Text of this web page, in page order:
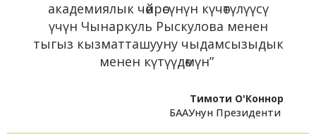
академиялык чөйрөсүнүн күчөтүлүүсү
үчүн Чынаркуль Рыскулова менен
тыгыз кызматташууну чыдамсызыдык
менен күтүүдөмүн”
Тимоти О'Коннор
БААУнун Президенти